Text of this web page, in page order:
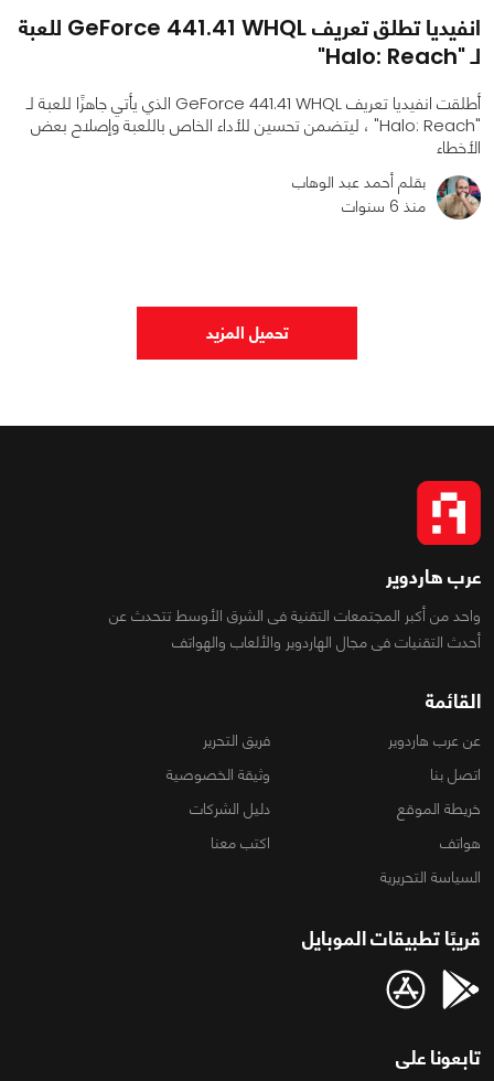
انفيديا تطلق تعريف GeForce 441.41 WHQL للعبة
لـ "Halo: Reach"
أطلقت انفيديا تعريف GeForce 441.41 WHQL الذي يأتي جاهزًا للعبة لـ
"Halo: Reach" ، ليتضمن تحسين للأداء الخاص باللعبة وإصلاح بعض
الأخطاء
بقلم أحمد عبد الوهاب
منذ 6 سنوات
تحميل المزيد
عرب هاردوير
واحد من أكبر المجتمعات التقنية فى الشرق الأوسط تتحدث عن
أحدث التقنيات فى مجال الهاردوير والألعاب والهواتف
القائمة
عن عرب هاردوير
فريق التحرير
اتصل بنا
وثيقة الخصوصية
خريطة الموقع
دليل الشركات
هواتف
اكتب معنا
السياسة التحريرية
قريبًا تطبيقات الموبايل
تابعونا على